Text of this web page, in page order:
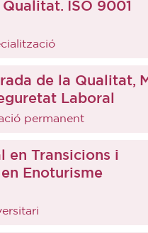
ISO 9001
de la Qualitat,
Laboral
permanent
en Transicions i
Enoturisme